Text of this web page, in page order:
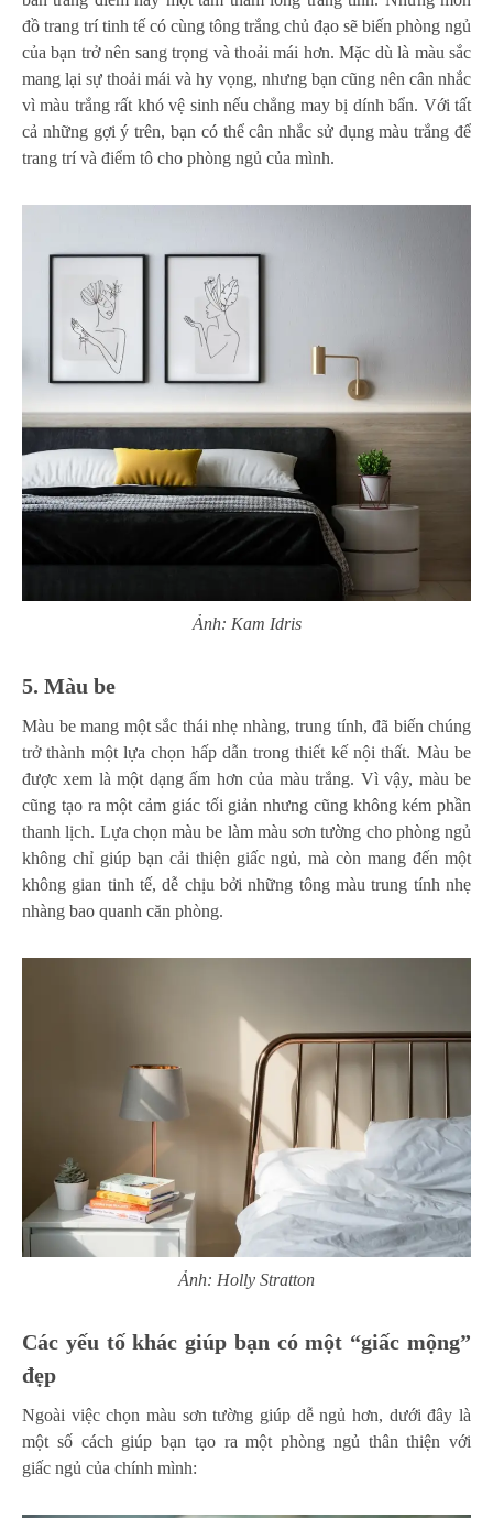
đồ trang trí tinh tế có cùng tông trắng chủ đạo sẽ biến phòng ngủ
của bạn trở nên sang trọng và thoải mái hơn. Mặc dù là màu sắc
mang lại sự thoải mái và hy vọng, nhưng bạn cũng nên cân nhắc
vì màu trắng rất khó vệ sinh nếu chẳng may bị dính bẩn. Với tất
cả những gợi ý trên, bạn có thể cân nhắc sử dụng màu trắng để
trang trí và điểm tô cho phòng ngủ của mình.
Ảnh: Kam Idris
5. Màu be
Màu be mang một sắc thái nhẹ nhàng, trung tính, đã biến chúng
trở thành một lựa chọn hấp dẫn trong thiết kế nội thất. Màu be
được xem là một dạng ấm hơn của màu trắng. Vì vậy, màu be
cũng tạo ra một cảm giác tối giản nhưng cũng không kém phần
thanh lịch. Lựa chọn màu be làm màu sơn tường cho phòng ngủ
không chỉ giúp bạn cải thiện giấc ngủ, mà còn mang đến một
không gian tinh tế, dễ chịu bởi những tông màu trung tính nhẹ
nhàng bao quanh căn phòng.
Ảnh: Holly Stratton
Các yếu tố khác giúp bạn có một “giấc mộng”
đẹp
Ngoài việc chọn màu sơn tường giúp dễ ngủ hơn, dưới đây là
một số cách giúp bạn tạo ra một phòng ngủ thân thiện với
giấc ngủ của chính mình: